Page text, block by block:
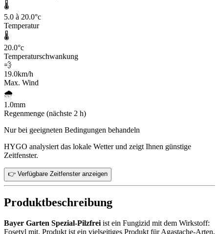
🌡️
5.0 à 20.0°c
Temperatur
🌡️
20.0°c
Temperaturschwankung
💨
19.0km/h
Max. Wind
🌧️
1.0mm
Regenmenge (nächste 2 h)
Nur bei geeigneten Bedingungen behandeln
HYGO analysiert das lokale Wetter und zeigt Ihnen günstige
Zeitfenster.
👉 Verfügbare Zeitfenster anzeigen
Produktbeschreibung
Bayer Garten Spezial-Pilzfrei ist ein Fungizid mit dem Wirkstoff:
Fosetyl mit. Produkt ist ein vielseitiges Produkt für Agastache-Arten,